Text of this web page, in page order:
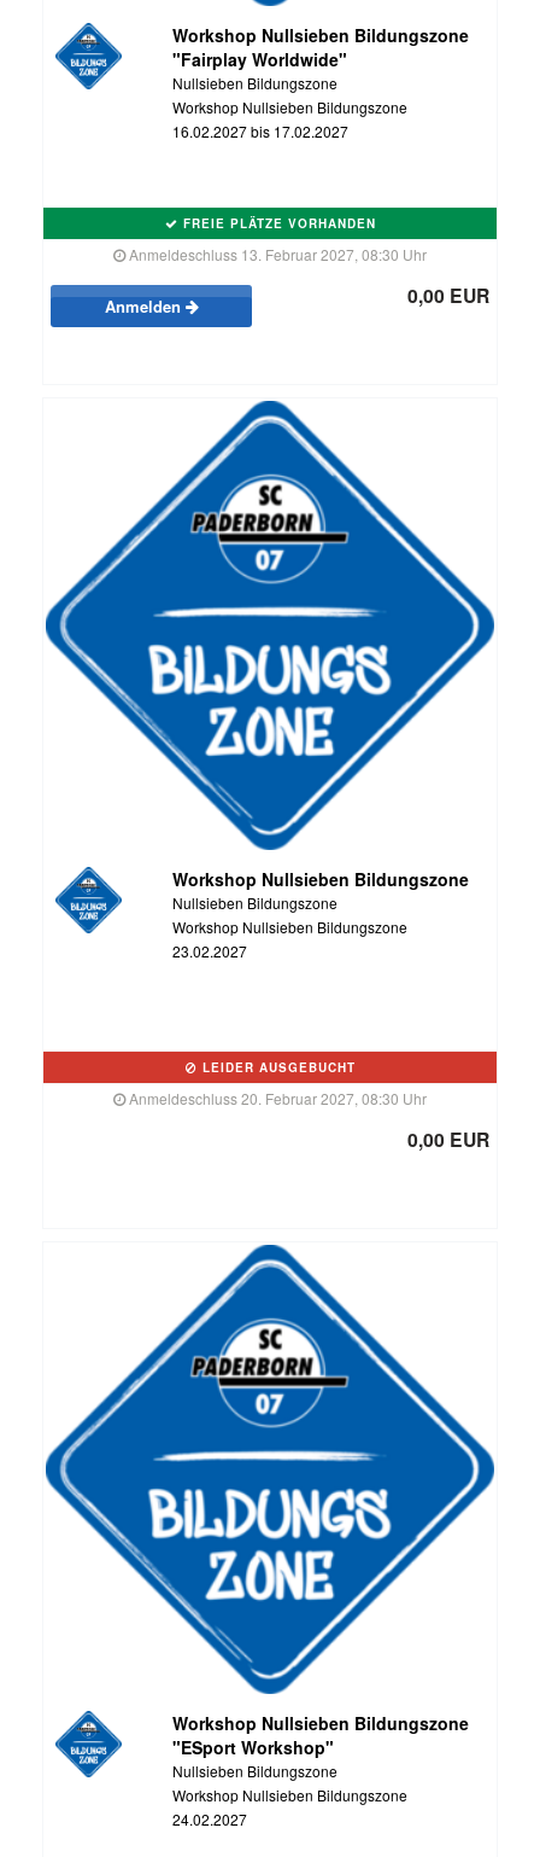
Workshop Nullsieben Bildungszone
"Fairplay Worldwide"
Nullsieben Bildungszone
Workshop Nullsieben Bildungszone
16.02.2027 bis 17.02.2027
FREIE PLÄTZE VORHANDEN
Anmeldeschluss 13. Februar 2027, 08:30 Uhr
Anmelden 0,00 EUR
Workshop Nullsieben Bildungszone
Nullsieben Bildungszone
Workshop Nullsieben Bildungszone
23.02.2027
LEIDER AUSGEBUCHT
Anmeldeschluss 20. Februar 2027, 08:30 Uhr
0,00 EUR
Workshop Nullsieben Bildungszone
"ESport Workshop"
Nullsieben Bildungszone
Workshop Nullsieben Bildungszone
24.02.2027